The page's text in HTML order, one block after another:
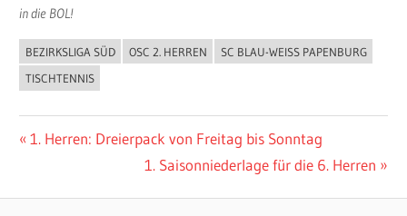
in die BOL!
ALLGEMEIN
BEZIRKSLIGA SÜD OSC 2. HERREN
SC BLAU-WEISS PAPENBURG
TISCHTENNIS
Beitragsnavigation
Vorheriger
1. Herren: Dreierpack von Freitag bis Sonntag
Nächster
1. Saisonniederlage für die 6. Herren